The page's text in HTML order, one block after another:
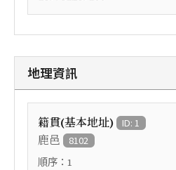
地理資訊
籍貫(基本地址) ID: 1
鹿邑 8102
順序： 1